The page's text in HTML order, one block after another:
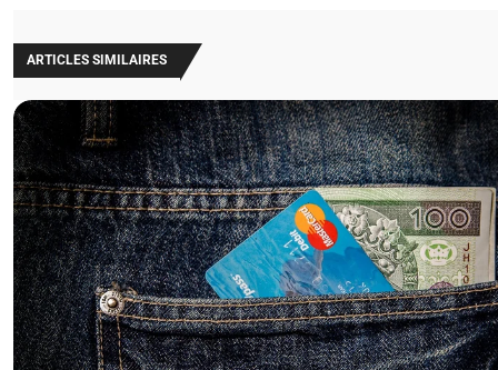
ARTICLES SIMILAIRES